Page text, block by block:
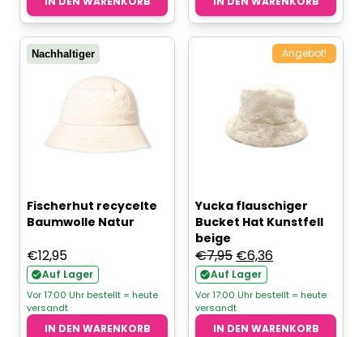
Nachhaltiger
Fischerhut recycelte
Baumwolle Natur
€12,95
Auf Lager
Vor 17:00 Uhr bestellt = heute
versandt
IN DEN WARENKORB
Angebot!
Yucka flauschiger
Bucket Hat Kunstfell
beige
€7,95 Ursprünglicher
Preis
war:
€7,95
€6,36Aktueller
ist:
€6,36.
Auf Lager
Vor 17:00 Uhr bestellt = heute
versandt
IN DEN WARENKORB